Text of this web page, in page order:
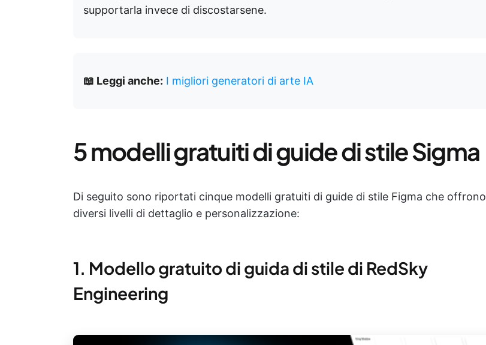
supportarla invece di discostarsene.
📖 Leggi anche: I migliori generatori di arte IA
5 modelli gratuiti di guide di stile Sigma
Di seguito sono riportati cinque modelli gratuiti di guide di stile Figma che offrono
diversi livelli di dettaglio e personalizzazione:
1. Modello gratuito di guida di stile di RedSky
Engineering